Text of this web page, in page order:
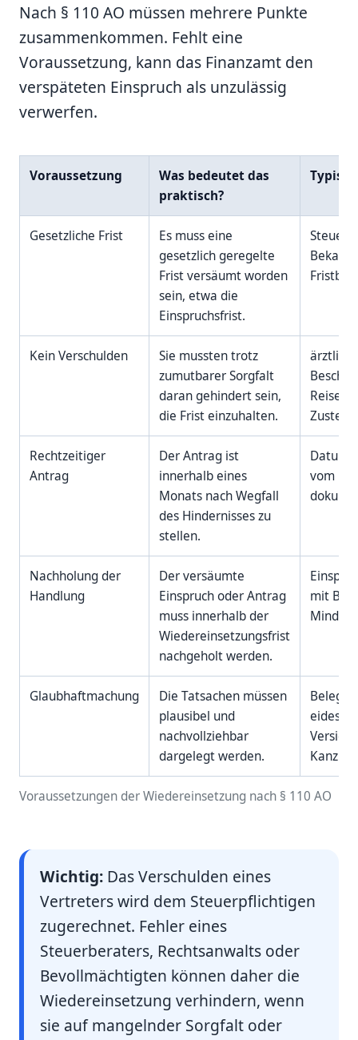
Nach § 110 AO müssen mehrere Punkte
zusammenkommen. Fehlt eine
Voraussetzung, kann das Finanzamt den
verspäteten Einspruch als unzulässig
verwerfen.
Voraussetzungen der Wiedereinsetzung nach § 110 AO
Voraussetzung
Was bedeutet das
praktisch?
Gesetzliche Frist
Es muss eine
gesetzlich geregelte
Frist versäumt worden
sein, etwa die
Einspruchsfrist.
Kein Verschulden
Sie mussten trotz
zumutbarer Sorgfalt
daran gehindert sein,
die Frist einzuhalten.
ärztliche
Reise-/
Rechtzeitiger
Antrag
Der Antrag ist
innerhalb eines
Monats nach Wegfall
des Hindernisses zu
stellen.
Datum
vom
Nachholung der
Handlung
Der versäumte
Einspruch oder Antrag
muss innerhalb der
Wiedereinsetzungsfrist
nachgeholt werden.
mit
Glaubhaftmachung
Die Tatsachen müssen
plausibel und
nachvollziehbar
dargelegt werden.
Belege,
Wichtig: Das Verschulden eines
Vertreters wird dem Steuerpflichtigen
zugerechnet. Fehler eines
Steuerberaters, Rechtsanwalts oder
Bevollmächtigten können daher die
Wiedereinsetzung verhindern, wenn
sie auf mangelnder Sorgfalt oder